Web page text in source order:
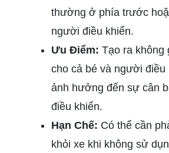
thường ở phía trước
người điều khiển.
Ưu Điểm: Tạo ra không
cho cả bé và người điều
ảnh hưởng đến sự cân
điều khiển.
Hạn Chế: Có thể cần
khỏi xe khi không sử